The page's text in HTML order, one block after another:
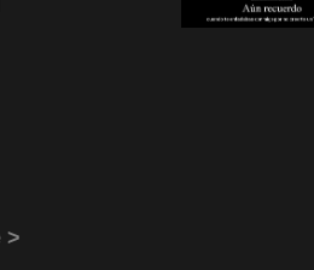
>